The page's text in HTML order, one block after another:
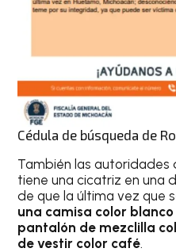
Cédula de búsqueda de
También las autoridades
tiene una cicatriz en una
de que la última vez que
una camisa color
pantalón de mezclilla
de vestir color café.